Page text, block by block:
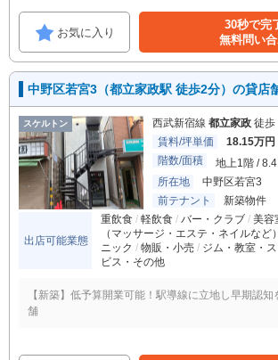
お気に入り
30秒で完
無料問い
中野区若宮3（都立家政駅 徒歩2分）の貸店
スケルトン 西武新宿線 都立家政 徒歩
賃料/坪単価
18.15万円
階数/面積
地上1階 /
所在地
中野区若宮3
前テナント
新築物件
出店可能業態
重飲食 軽飲食 バー・クラブ 美容
（マッサージ・エステ・ネイルなど）
ニック
物販・小売 ジム・教室・
ビス・その他
【新築】低予算開業可能！駅導線に立地し早期認
舗